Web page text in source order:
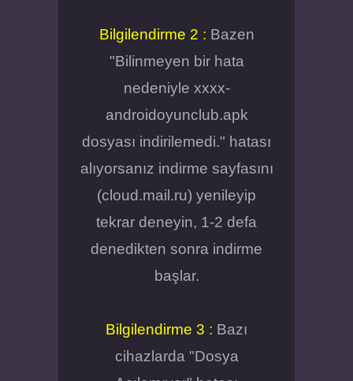
Bilgilendirme 2 : Bazen
"Bilinmeyen bir hata
nedeniyle xxxx-
androidoyunclub.apk
dosyası indirilemedi." hatası
alıyorsanız indirme sayfasını
(cloud.mail.ru) yenileyip
tekrar deneyin, 1-2 defa
denedikten sonra indirme
başlar.
Bilgilendirme 3 : Bazı
cihazlarda "Dosya